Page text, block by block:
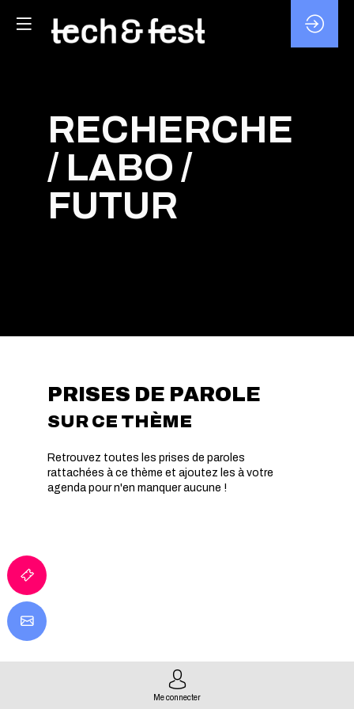
RECHERCHE
/ LABO /
FUTUR
SUR CE THÈME
PRISES DE PAROLE
Retrouvez toutes les prises de paroles
rattachées à ce thème et ajoutez les à votre
agenda pour n'en manquer aucune !
Me connecter